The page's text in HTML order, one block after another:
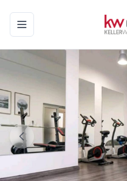
Toggle navigation menu